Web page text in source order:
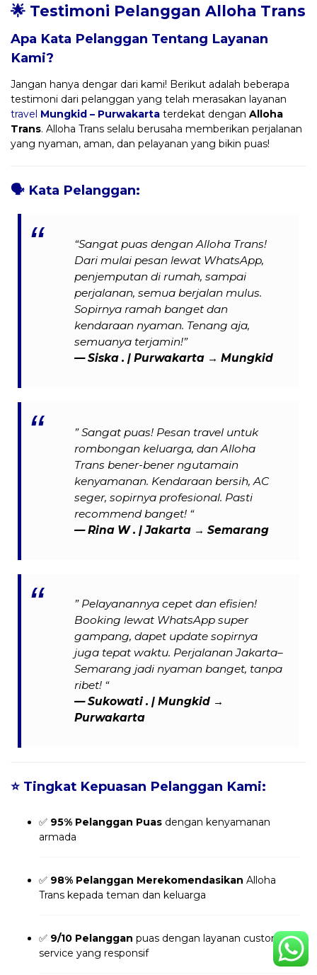
🌟 Testimoni Pelanggan Alloha Trans
Apa Kata Pelanggan Tentang Layanan
Kami?
Jangan hanya dengar dari kami! Berikut adalah beberapa
testimoni dari pelanggan yang telah merasakan layanan
travel Mungkid – Purwakarta terdekat dengan Alloha
Trans. Alloha Trans selalu berusaha memberikan perjalanan
yang nyaman, aman, dan pelayanan yang bikin puas!
🗣️ Kata Pelanggan:
“Sangat puas dengan Alloha Trans!
Dari mulai pesan lewat WhatsApp,
penjemputan di rumah, sampai
perjalanan, semua berjalan mulus.
Sopirnya ramah banget dan
kendaraan nyaman. Tenang aja,
semuanya terjamin!”
— Siska . | Purwakarta → Mungkid
” Sangat puas! Pesan travel untuk
rombongan keluarga, dan Alloha
Trans bener-bener ngutamain
kenyamanan. Kendaraan bersih, AC
seger, sopirnya profesional. Pasti
recommend banget! “
—Rina W . | Jakarta → Semarang
” Pelayanannya cepet dan efisien!
Booking lewat WhatsApp super
gampang, dapet update sopirnya
juga tepat waktu. Perjalanan Jakarta–
Semarang jadi nyaman banget, tanpa
ribet! “
— Sukowati . | Mungkid →
Purwakarta
⭐ Tingkat Kepuasan Pelanggan Kami:
✅ 95% Pelanggan Puas dengan kenyamanan
armada
✅ 98% Pelanggan Merekomendasikan Alloha
Trans kepada teman dan keluarga
✅ 9/10 Pelanggan puas dengan layanan customer
service yang responsif